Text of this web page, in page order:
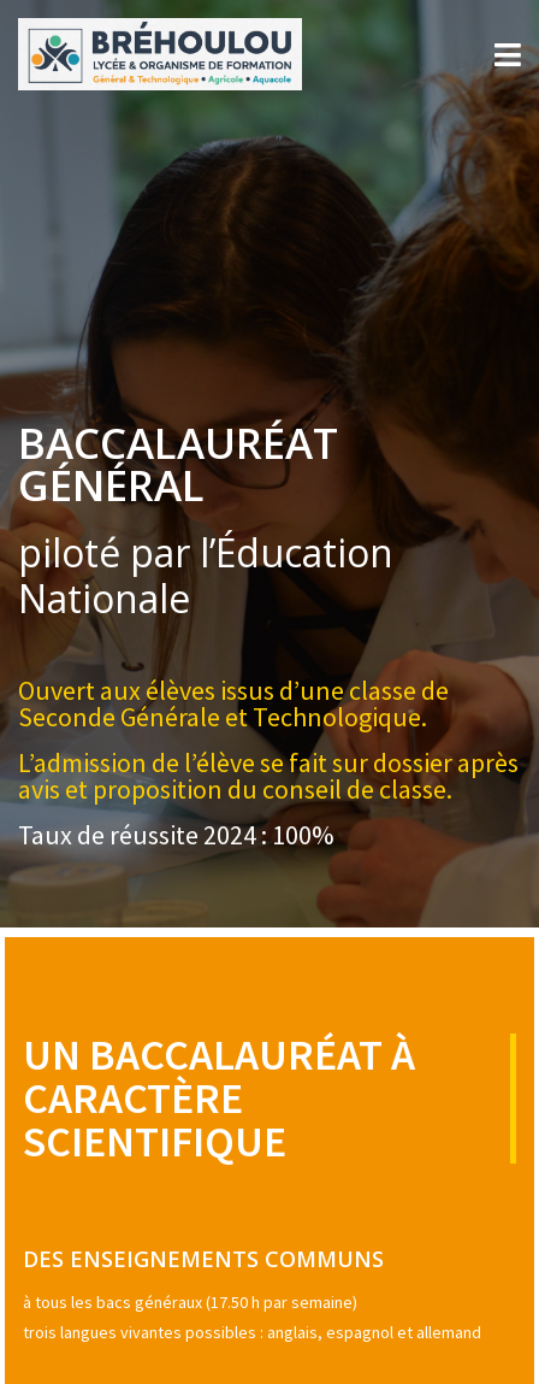
BACCALAURÉAT
GÉNÉRAL
piloté par l’Éducation
Nationale
Ouvert aux élèves issus d’une classe de
Seconde Générale et Technologique.
L’admission de l’élève se fait sur dossier après
avis et proposition du conseil de classe.
Taux de réussite 2024 : 100%
UN BACCALAURÉAT À
CARACTÈRE
SCIENTIFIQUE
DES ENSEIGNEMENTS COMMUNS
à tous les bacs généraux (17.50 h par semaine)
trois langues vivantes possibles : anglais, espagnol et allemand